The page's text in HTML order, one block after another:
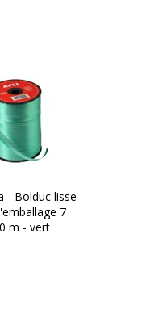
- Bolduc lisse
7
m - vert